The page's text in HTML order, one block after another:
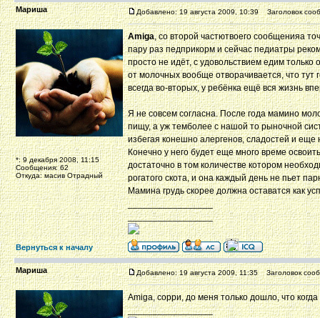
Мариша
*: 9 декабря 2008, 11:15
Сообщения: 62
Откуда: масив Отрадный
Добавлено: 19 августа 2009, 10:39 Заголовок
Amiga, со второй частютвоего сообщенияа
пару раз педприкорм и сейчас педиатры
просто не идёт, с удовольствием едим
от молочных вообще отворачивается, что
всегда во-вторых, у ребёнка ещё вся жизнь
Я не совсем согласна. После года мамино
пищу, а уж темболее с нашой то рыночной
избегая конешно алергенов, сладостей и
Конечно у него будет еще много време
достаточно в том количестве котором
рогатого скота, и она каждый день не пьет
Мамина грудь скорее должна оставатся как
_________________
_________________
Вернуться к началу
Мариша Добавлено: 19 августа 2009, 11:35 Заголовок
Amiga, сорри, до меня только дошло, что
_________________